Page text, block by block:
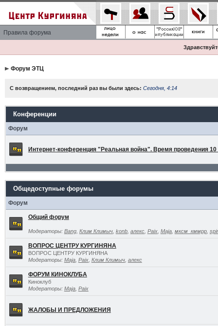
Правила форума
Форум ЭТЦ
С возвращением, последний раз вы были здесь: Сегодня, 4:14
Конференции
Форум
Интернет-конференция "Реальная война". Время проведения 10
Общедоступные форумы
Форум
Общий форум
Модераторы: Bang, Клим Климыч, konb, алекс, Paix, Maja, мксм_кммрр,
ВОПРОС ЦЕНТРУ КУРГИНЯНА
ВОПРОС ЦЕНТРУ КУРГИНЯНА
Модераторы: Maja, Paix, Клим Климыч, алекс
ФОРУМ КИНОКЛУБА
Киноклуб
Модераторы: Maja, Paix
ЖАЛОБЫ И ПРЕДЛОЖЕНИЯ